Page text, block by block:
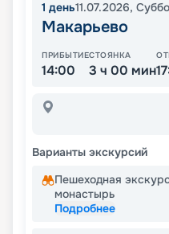
1 день11.07.2026,
Макарьево
ПРИБЫТИЕ
14:00
СТОЯНКА
3 ч 00 мин
Варианты экскурсий
Пешеходная
монастырь
Подробнее